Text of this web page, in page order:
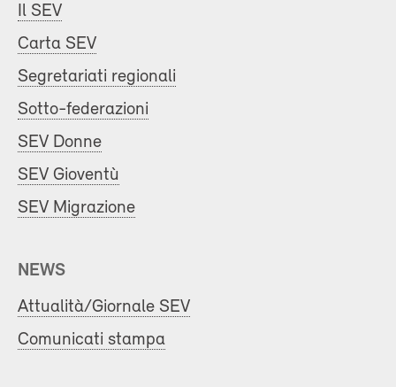
Il SEV
Carta SEV
Segretariati regionali
Sotto-federazioni
SEV Donne
SEV Gioventù
SEV Migrazione
NEWS
Attualità/Giornale SEV
Comunicati stampa